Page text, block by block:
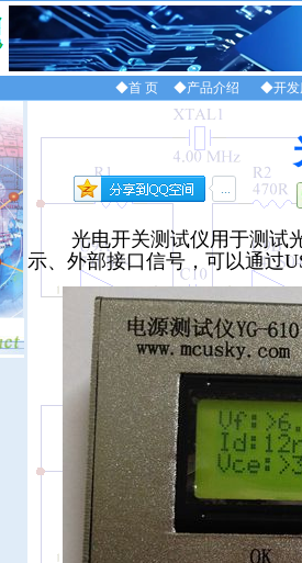
◆首 页 ◆产品介绍 ◆开发
光电开关测试仪用于测试
示、外部接口信号，可以通过